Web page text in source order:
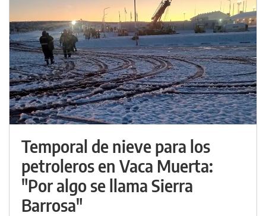
Temporal de nieve para los
petroleros en Vaca Muerta:
"Por algo se llama Sierra
Barrosa"